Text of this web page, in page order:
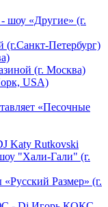
шоу «Другие» (г.
Петербург)
(г. Москва)
USA)
«Песочные
Katy Rutkovski
"Хали-Гали" (г.
Размер» (г.